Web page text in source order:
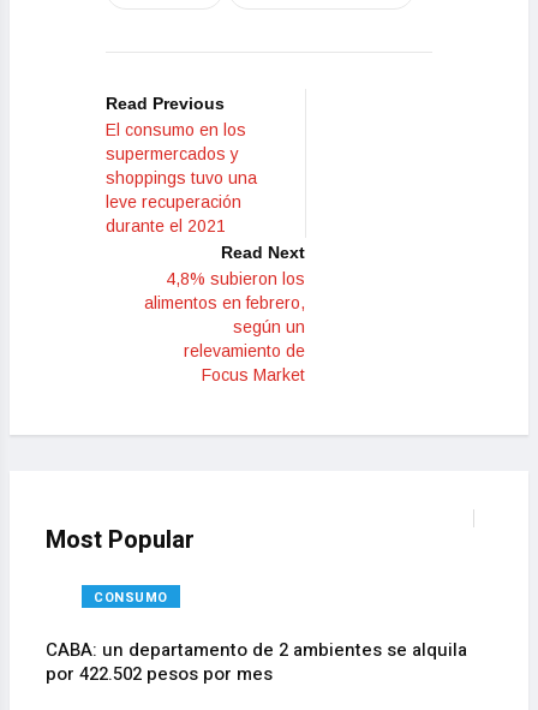
Read Previous
El consumo en los
supermercados y
shoppings tuvo una
leve recuperación
durante el 2021
Read Next
4,8% subieron los
alimentos en febrero,
según un
relevamiento de
Focus Market
Most Popular
CONSUMO
CABA: un departamento de 2 ambientes se alquila
por 422.502 pesos por mes